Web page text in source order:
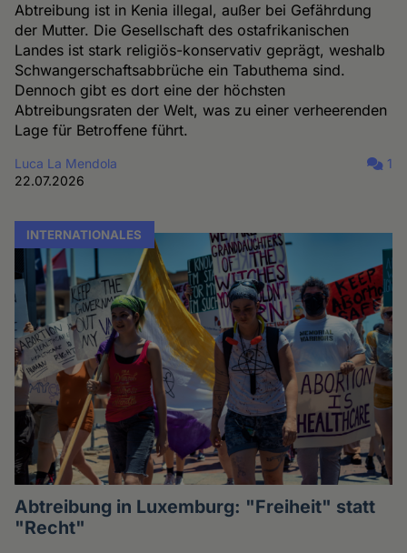
Abtreibung ist in Kenia illegal, außer bei Gefährdung
der Mutter. Die Gesellschaft des ostafrikanischen
Landes ist stark religiös-konservativ geprägt, weshalb
Schwangerschaftsabbrüche ein Tabuthema sind.
Dennoch gibt es dort eine der höchsten
Abtreibungsraten der Welt, was zu einer verheerenden
Lage für Betroffene führt.
Luca La Mendola
22.07.2026
1
INTERNATIONALES
Abtreibung in Luxemburg: "Freiheit" statt
"Recht"